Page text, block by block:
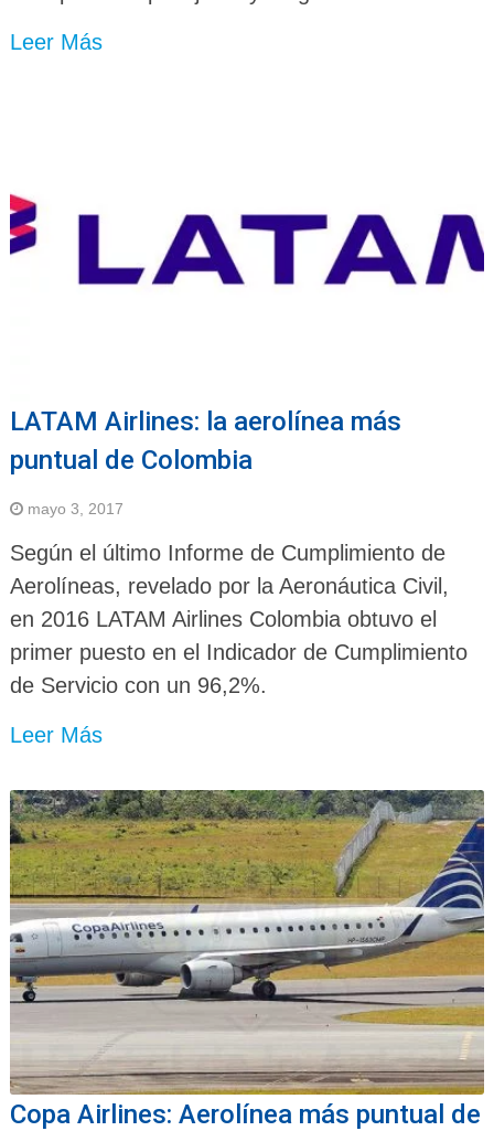
Leer Más
LATAM Airlines: la aerolínea más
puntual de Colombia
mayo 3, 2017
Según el último Informe de Cumplimiento de
Aerolíneas, revelado por la Aeronáutica Civil,
en 2016 LATAM Airlines Colombia obtuvo el
primer puesto en el Indicador de Cumplimiento
de Servicio con un 96,2%.
Leer Más
Copa Airlines: Aerolínea más puntual de